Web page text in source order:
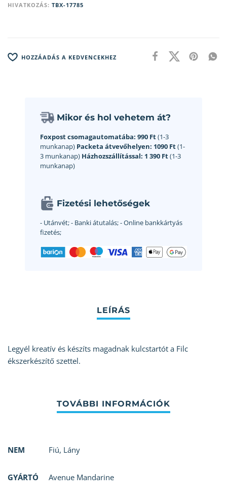
HIVATKOZÁS: TBX-17785
HOZZÁADÁS A KEDVENCEKHEZ
Mikor és hol vehetem át?
Foxpost csomagautomatába: 990 Ft(1-3
munkanap) Packeta átvevőhelyen: 1090 Ft(1-
3 munkanap) Házhozszállítással: 1 390 Ft(1-3
munkanap)
Fizetési lehetőségek
- Utánvét;- Banki átutalás;- Online bankkártyás
fizetés;
Legyél kreatív és készíts magadnak kulcstartót a Filc
ékszerkészítő szettel.
NEM Fiú, Lány
GYÁRTÓ Avenue Mandarine